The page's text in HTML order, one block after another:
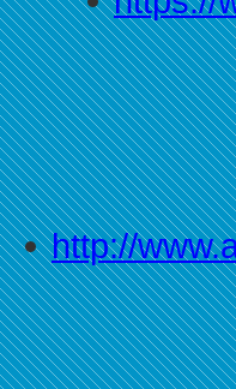
http://